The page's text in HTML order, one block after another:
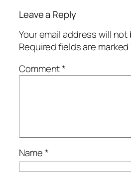
Leave a Reply
Your email address will
Required fields are marked
Comment*
Name*